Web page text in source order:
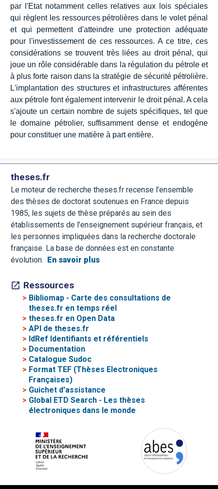
par l'Etat notamment celles relatives aux lois spéciales
qui règlent les ressources pétrolières dans le volet pénal
et qui permettent d'atteindre une protection adéquate
pour l'investissement de ces ressources. A ce titre, ces
considérations se trouvent très liées au droit pénal, qui
joue un rôle considérable dans la régulation du pétrole et
à plus forte raison dans la stratégie de sécurité pétrolière.
L'implantation des structures et infrastructures afférentes
aux pétrole font également intervenir le droit pénal. A cela
s'ajoute un certain nombre de sujets spécifiques, tel que
le domaine pétrolier, suffisamment dense et endogène
pour constituer une matière à part entière.
theses.fr
Le moteur de recherche theses.fr recense l’ensemble
des thèses de doctorat soutenues en France depuis
1985, les sujets de thèse préparés au sein des
établissements de l’enseignement supérieur français, et
les personnes impliquées dans la recherche doctorale
française. La base de données est en constante
évolution.
En savoir plus
Ressources
> Bibliomap - Carte des consultations de
theses.fr en temps réel
>theses.fr en Open Data
>API de theses.fr
> IdRef Identifiants et référentiels
> Documentation
> Catalogue Sudoc
> Format TEF (Thèses Electroniques
Françaises)
> Guichet d'assistance
> Global ETD Search - Les thèses
électroniques dans le monde